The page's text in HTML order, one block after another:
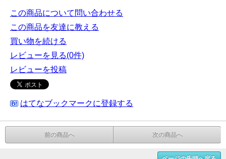
この商品について問い合わせる
この商品を友達に教える
買い物を続ける
レビューを見る(0件)
レビューを投稿
はてなブックマークに登録する
前の商品へ 次の商品へ